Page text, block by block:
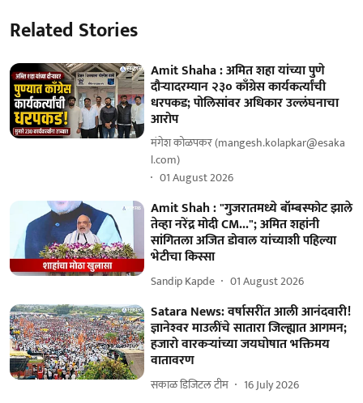
Related Stories
Amit Shaha : अमित शहा यांच्या पुणे
दौऱ्यादरम्यान २३० काँग्रेस कार्यकर्त्यांची
धरपकड; पोलिसांवर अधिकार उल्लंघनाचा
आरोप
मंगेश कोळपकर (mangesh.kolapkar@esaka
l.com)
01 August 2026
Amit Shah : "गुजरातमध्ये बॉम्बस्फोट झाले
तेव्हा नरेंद्र मोदी CM..."; अमित शहांनी
सांगितला अजित डोवाल यांच्याशी पहिल्या
भेटीचा किस्सा
Sandip Kapde 01 August 2026
Satara News: वर्षासरींत आली आनंदवारी!
ज्ञानेश्‍वर माउलींचे सातारा जिल्ह्यात आगमन;
हजारो वारकऱ्यांच्या जयघोषात भक्तिमय
वातावरण
सकाळ डिजिटल टीम 16 July 2026